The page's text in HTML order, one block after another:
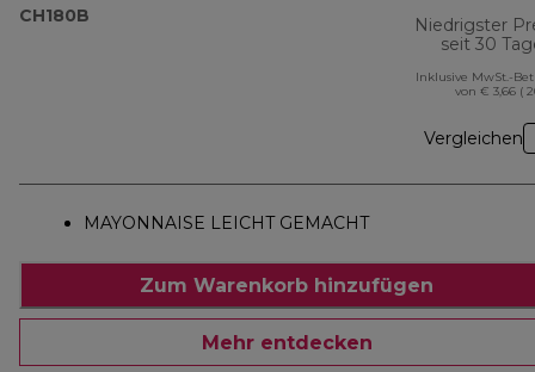
CH180B
Niedrigster
seit 30
Inklusive MwSt.-
von € 3,66 (
Vergleichen
MAYONNAISE LEICHT GEMACHT
Zum Warenkorb hinzufügen
Mehr entdecken